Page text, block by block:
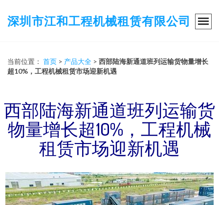
深圳市江和工程机械租赁有限公司
当前位置： 首页 > 产品大全 > 西部陆海新通道班列运输货物量增长
超10%，工程机械租赁市场迎新机遇
西部陆海新通道班列运输货
物量增长超10%，工程机械
租赁市场迎新机遇